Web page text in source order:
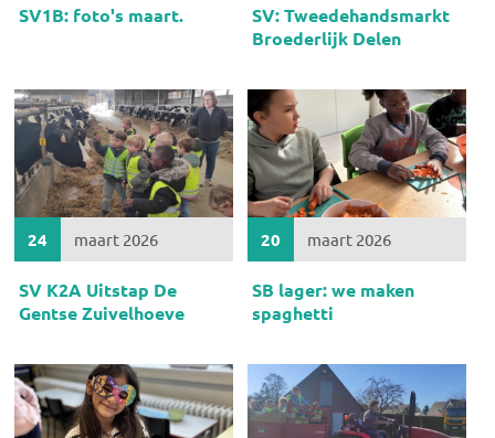
SV1B: foto's maart.
SV: Tweedehandsmarkt
Broederlijk Delen
24 maart 2026
SV K2A Uitstap De
Gentse Zuivelhoeve
20 maart 2026
SB lager: we maken
spaghetti